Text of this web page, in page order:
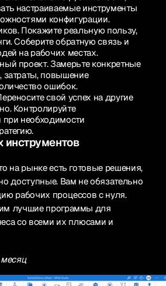
настраиваемые инструменты
конфигурации.
Покажите реальную пользу,
Соберите обратную связь и
на рабочих местах.
проект. Замерьте конкретные
повышение
ошибок.
свой успех на другие
Контролируйте
при необходимости
инструментов
на рынке есть готовые решения,
доступные. Вам не обязательно
рабочих процессов с нуля.
лучшие программы для
со всеми их плюсами и